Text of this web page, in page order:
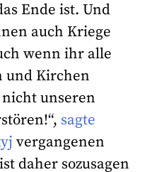
Ende ist. Und
auch Kriege
wenn ihr alle
und Kirchen
unseren
sagte
vergangenen
daher sozusagen